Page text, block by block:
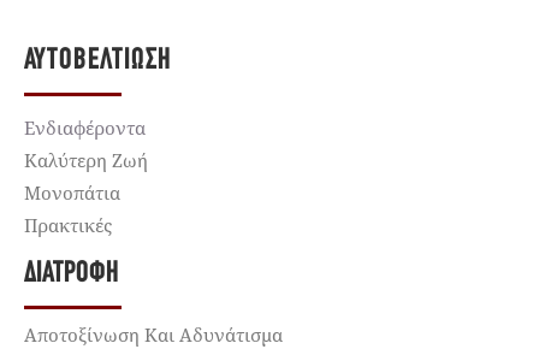
ΑΥΤΟΒΕΛΤΊΩΣΗ
Ενδιαφέροντα
Καλύτερη Ζωή
Μονοπάτια
Πρακτικές
ΔΙΑΤΡΟΦΉ
Αποτοξίνωση Και Αδυνάτισμα